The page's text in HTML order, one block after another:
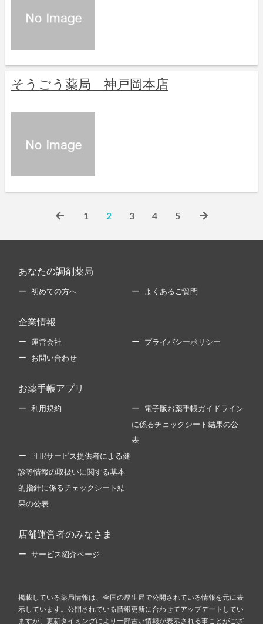
そうごう薬局 神戸岡本店
1 2 3 4 5
あなたの調剤薬局
初めての方へ よくあるご質問
企業情報
運営会社 プライバシーポリシー
お問い合わせ
お薬手帳アプリ
利用規約 電子版お薬手帳ガイドライン
に係るチェックシート結果の公
表
PHRサービス提供者による健
診等情報の取扱いに関する基本
的指針に係るチェックシート結
果の公表
店舗運営者のみなさま
サービス紹介ページ
掲載している薬局情報は、全国の厚生局で公開されている情報を元に表
示しています。公開されている情報更新に合わせてアップデートしてい
ますが、更新タイミングにより一部古い情報が表示される事ことがござ